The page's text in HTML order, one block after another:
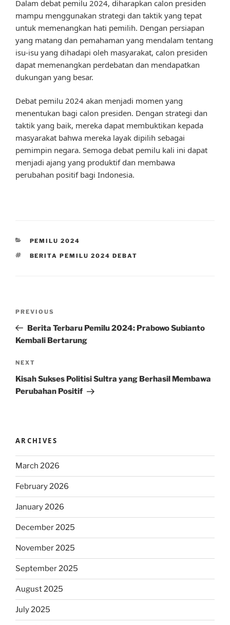
Dalam debat pemilu 2024, diharapkan calon presiden
mampu menggunakan strategi dan taktik yang tepat
untuk memenangkan hati pemilih. Dengan persiapan
yang matang dan pemahaman yang mendalam tentang
isu-isu yang dihadapi oleh masyarakat, calon presiden
dapat memenangkan perdebatan dan mendapatkan
dukungan yang besar.
Debat pemilu 2024 akan menjadi momen yang
menentukan bagi calon presiden. Dengan strategi dan
taktik yang baik, mereka dapat membuktikan kepada
masyarakat bahwa mereka layak dipilih sebagai
pemimpin negara. Semoga debat pemilu kali ini dapat
menjadi ajang yang produktif dan membawa
perubahan positif bagi Indonesia.
CATEGORIES
PEMILU 2024
TAGS
BERITA PEMILU 2024 DEBAT
Previous
Post
PREVIOUS
Berita Terbaru Pemilu 2024: Prabowo Subianto
Kembali Bertarung
Next
Post
NEXT
Kisah Sukses Politisi Sultra yang Berhasil Membawa
Perubahan Positif
ARCHIVES
March 2026
February 2026
January 2026
December 2025
November 2025
September 2025
August 2025
July 2025